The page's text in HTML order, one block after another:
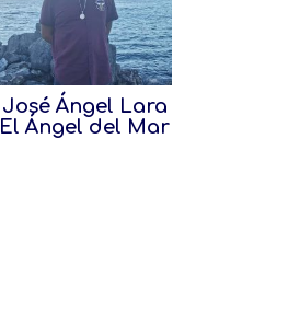
José Ángel Lara
El Ángel del Mar